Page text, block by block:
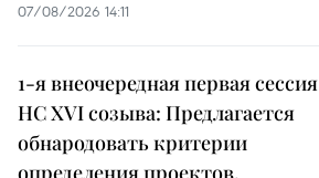
07/08/2026 14:11
1-я внеочередная первая сессия
НС XVI созыва: Предлагается
обнародовать критерии
определения проектов,